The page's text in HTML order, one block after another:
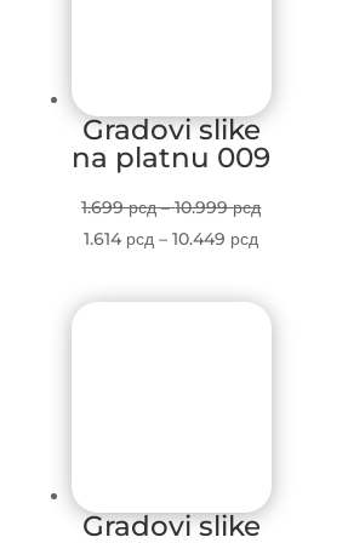
Gradovi slike
na platnu 009
1.699рсд – 10.999рсдPrice
1.614 рсд – 10.449 рсд
Gradovi slike